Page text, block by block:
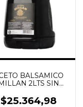
BALSAMICO
2LTS SIN
$25.364,98